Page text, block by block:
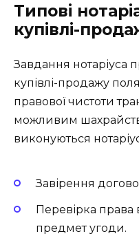
Типові
купівлі-
Завдання нотаріуса
купівлі-продажу
правової чистоти
можливим
виконуються
Завірення
Перевірка права
предмет угоди.